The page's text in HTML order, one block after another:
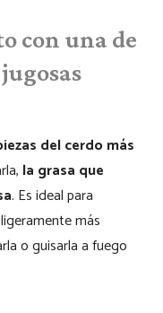
con una de
del cerdo más
la grasa que
. Es ideal para
más
o guisarla a fuego